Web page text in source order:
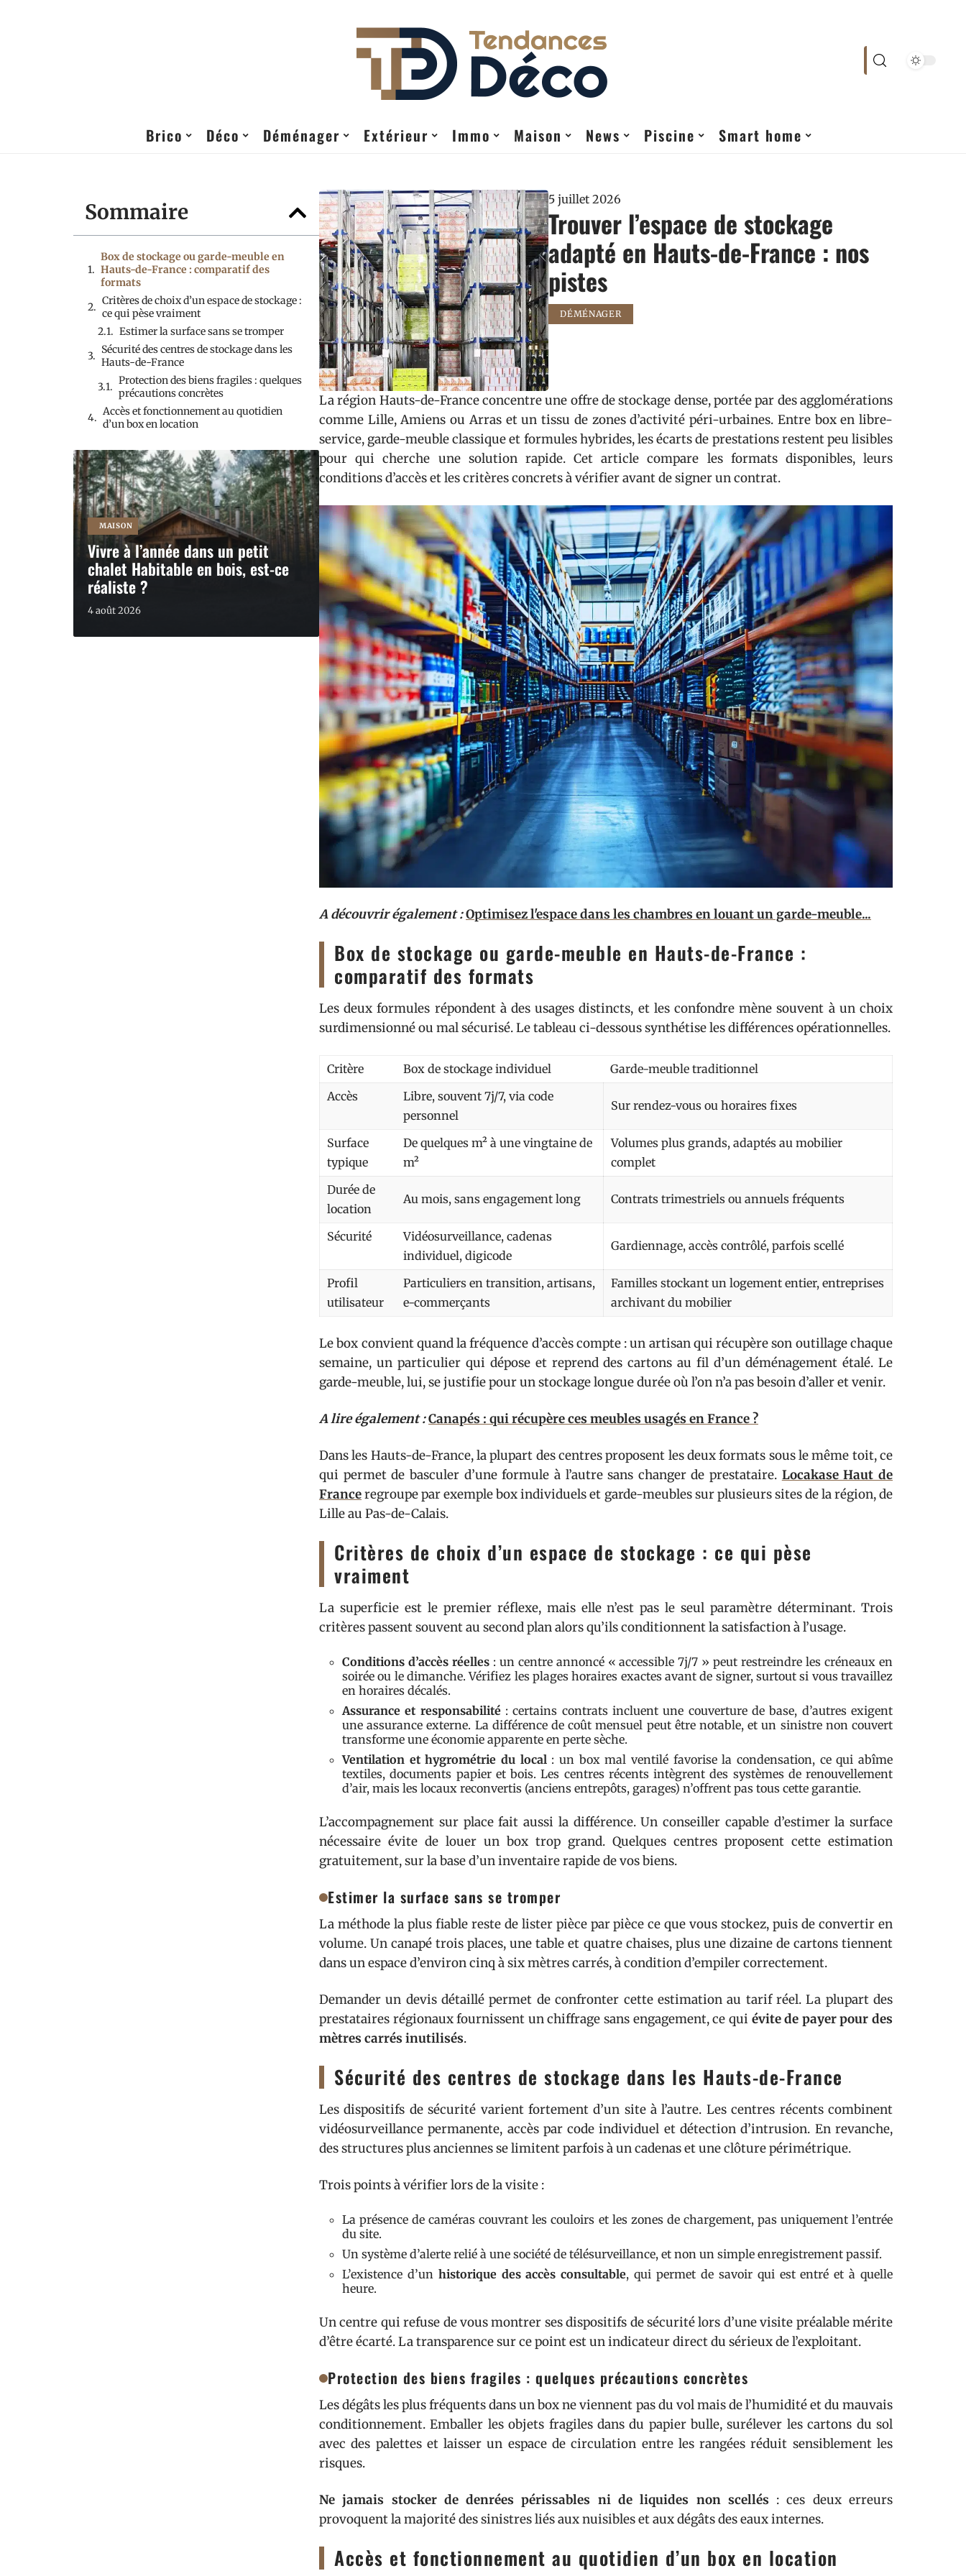
Brico Déco Déménager Extérieur Immo Maison News Piscine Smart home
Sommaire
Box de stockage ou garde-meuble en
Hauts-de-France : comparatif des
formats
Critères de choix d’un espace de stockage :
ce qui pèse vraiment
Estimer la surface sans se tromper
Sécurité des centres de stockage dans les
Hauts-de-France
Protection des biens fragiles : quelques
précautions concrètes
Accès et fonctionnement au quotidien
d’un box en location
MAISON
Vivre à l’année dans un petit
chalet Habitable en bois, est-ce
réaliste ?
4 août 2026
5 juillet 2026
Trouver l’espace de stockage
adapté en Hauts-de-France : nos
pistes
DÉMÉNAGER
La région Hauts-de-France concentre une offre de stockage dense, portée par des agglomérations
comme Lille, Amiens ou Arras et un tissu de zones d’activité péri-urbaines. Entre box en libre-
service, garde-meuble classique et formules hybrides, les écarts de prestations restent peu lisibles
pour qui cherche une solution rapide. Cet article compare les formats disponibles, leurs
conditions d’accès et les critères concrets à vérifier avant de signer un contrat.
A découvrir également :Optimisez l'espace dans les chambres en louant un garde-meuble...
Box de stockage ou garde-meuble en Hauts-de-France :
comparatif des formats
Les deux formules répondent à des usages distincts, et les confondre mène souvent à un choix
surdimensionné ou mal sécurisé. Le tableau ci-dessous synthétise les différences opérationnelles.
Critère Box de stockage individuel
Garde-meuble traditionnel
Accès
Libre, souvent 7j/7, via code
personnel
Sur rendez-vous ou horaires fixes
Surface
typique
De quelques m² à une vingtaine de
m²
Volumes plus grands, adaptés au mobilier
complet
Durée de
location
Au mois, sans engagement long Contrats trimestriels ou annuels fréquents
Sécurité
Vidéosurveillance, cadenas
individuel, digicode
Gardiennage, accès contrôlé, parfois scellé
Profil
utilisateur
Particuliers en transition, artisans,
e-commerçants
Familles stockant un logement entier, entreprises
archivant du mobilier
Le box convient quand la fréquence d’accès compte : un artisan qui récupère son outillage chaque
semaine, un particulier qui dépose et reprend des cartons au fil d’un déménagement étalé. Le
garde-meuble, lui, se justifie pour un stockage longue durée où l’on n’a pas besoin d’aller et venir.
A lire également :Canapés : qui récupère ces meubles usagés en France ?
Dans les Hauts-de-France, la plupart des centres proposent les deux formats sous le même toit, ce
qui permet de basculer d’une formule à l’autre sans changer de prestataire. Locakase Haut de
Franceregroupe par exemple box individuels et garde-meubles sur plusieurs sites de la région, de
Lille au Pas-de-Calais.
Critères de choix d’un espace de stockage : ce qui pèse
vraiment
La superficie est le premier réflexe, mais elle n’est pas le seul paramètre déterminant. Trois
critères passent souvent au second plan alors qu’ils conditionnent la satisfaction à l’usage.
Conditions d’accès réelles: un centre annoncé « accessible 7j/7 » peut restreindre les créneaux en
soirée ou le dimanche. Vérifiez les plages horaires exactes avant de signer, surtout si vous travaillez
en horaires décalés.
Assurance et responsabilité: certains contrats incluent une couverture de base, d’autres exigent
une assurance externe. La différence de coût mensuel peut être notable, et un sinistre non couvert
transforme une économie apparente en perte sèche.
Ventilation et hygrométrie du local: un box mal ventilé favorise la condensation, ce qui abîme
textiles, documents papier et bois. Les centres récents intègrent des systèmes de renouvellement
d’air, mais les locaux reconvertis (anciens entrepôts, garages) n’offrent pas tous cette garantie.
L’accompagnement sur place fait aussi la différence. Un conseiller capable d’estimer la surface
nécessaire évite de louer un box trop grand. Quelques centres proposent cette estimation
gratuitement, sur la base d’un inventaire rapide de vos biens.
Estimer la surface sans se tromper
La méthode la plus fiable reste de lister pièce par pièce ce que vous stockez, puis de convertir en
volume. Un canapé trois places, une table et quatre chaises, plus une dizaine de cartons tiennent
dans un espace d’environ cinq à six mètres carrés, à condition d’empiler correctement.
Demander un devis détaillé permet de confronter cette estimation au tarif réel. La plupart des
prestataires régionaux fournissent un chiffrage sans engagement, ce qui évite de payer pour des
mètres carrés inutilisés.
Sécurité des centres de stockage dans les Hauts-de-France
Les dispositifs de sécurité varient fortement d’un site à l’autre. Les centres récents combinent
vidéosurveillance permanente, accès par code individuel et détection d’intrusion. En revanche,
des structures plus anciennes se limitent parfois à un cadenas et une clôture périmétrique.
Trois points à vérifier lors de la visite :
La présence de caméras couvrant les couloirs et les zones de chargement, pas uniquement l’entrée
du site.
Un système d’alerte relié à une société de télésurveillance, et non un simple enregistrement passif.
L’existence d’un historique des accès consultable, qui permet de savoir qui est entré et à quelle
heure.
Un centre qui refuse de vous montrer ses dispositifs de sécurité lors d’une visite préalable mérite
d’être écarté. La transparence sur ce point est un indicateur direct du sérieux de l’exploitant.
Protection des biens fragiles : quelques précautions concrètes
Les dégâts les plus fréquents dans un box ne viennent pas du vol mais de l’humidité et du mauvais
conditionnement. Emballer les objets fragiles dans du papier bulle, surélever les cartons du sol
avec des palettes et laisser un espace de circulation entre les rangées réduit sensiblement les
risques.
Ne jamais stocker de denrées périssables ni de liquides non scellés : ces deux erreurs
provoquent la majorité des sinistres liés aux nuisibles et aux dégâts des eaux internes.
Accès et fonctionnement au quotidien d’un box en location